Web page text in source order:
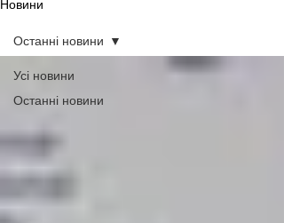
Новини
Усі новини
Останні новини
Останні новини